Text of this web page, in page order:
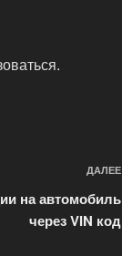
.
ДАЛЕЕ
на автомобиль
через VIN код